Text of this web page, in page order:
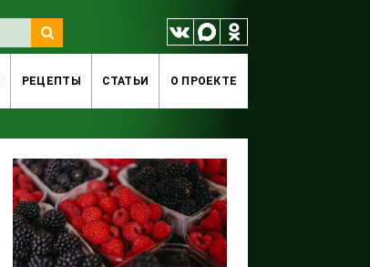
РЕЦЕПТЫ СТАТЬИ O ПРОЕКТЕ